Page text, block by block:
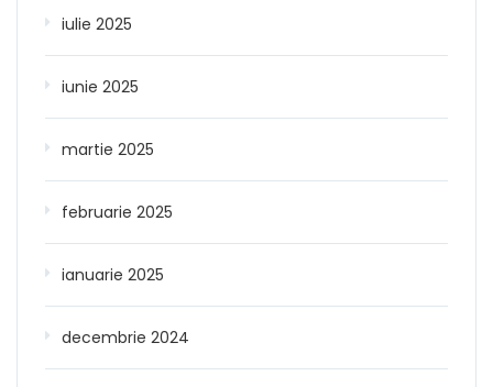
iulie 2025
iunie 2025
martie 2025
februarie 2025
ianuarie 2025
decembrie 2024